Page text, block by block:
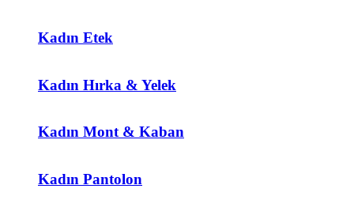
Kadın Etek
Kadın Hırka & Yelek
Kadın Mont & Kaban
Kadın Pantolon